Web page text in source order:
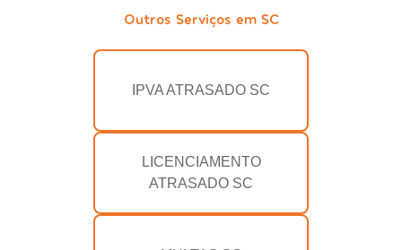
Outros Serviços em SC
IPVA ATRASADO SC
LICENCIAMENTO
ATRASADO SC